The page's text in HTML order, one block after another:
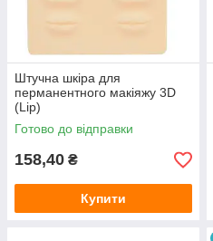
Штучна шкіра для
перманентного макіяжу 3D
(Lip)
Готово до відправки
158,40 ₴
Купити